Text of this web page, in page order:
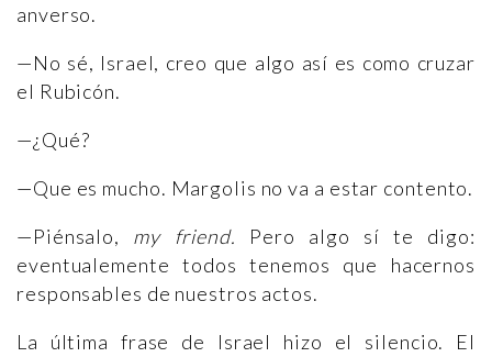
anverso.
—No sé, Israel, creo que algo así es como cruzar
el Rubicón.
—¿Qué?
—Que es mucho. Margolis no va a estar contento.
—Piénsalo, my friend. Pero algo sí te digo:
eventualemente todos tenemos que hacernos
responsables de nuestros actos.
La última frase de Israel hizo el silencio. El